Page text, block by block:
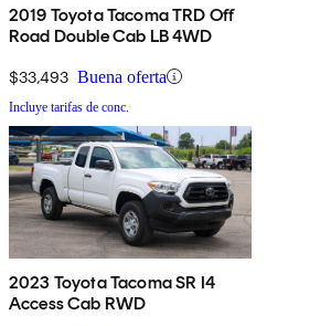
2019 Toyota Tacoma TRD Off
Road Double Cab LB 4WD
$33,493 Buena oferta
Incluye tarifas de conc.
2023 Toyota Tacoma SR I4
Access Cab RWD